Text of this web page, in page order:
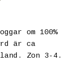
om 100%
är ca
Zon 3-4.